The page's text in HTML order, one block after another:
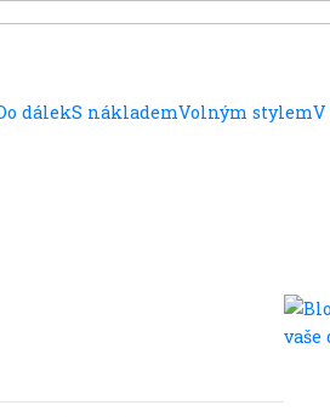
dálekS náklademVolným stylemV